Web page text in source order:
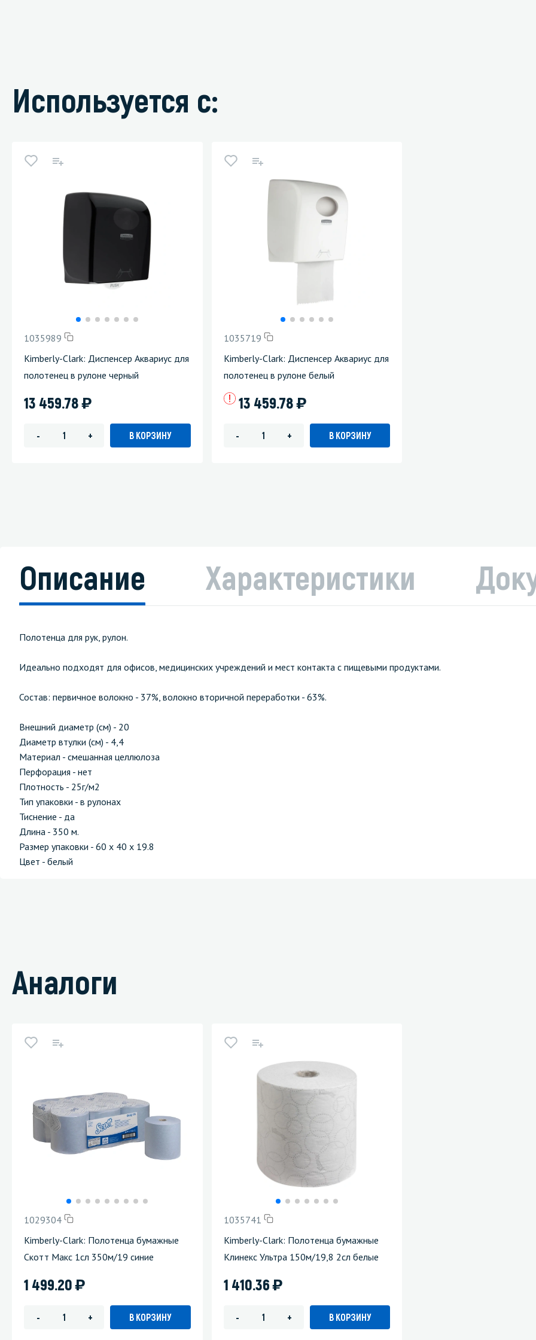
Используется с:
1035989
Kimberly-Clark: Диспенсер Аквариус для
полотенец в рулоне черный
13 459.78)
- + В КОРЗИНУ
1035719
Kimberly-Clark: Диспенсер Аквариус для
полотенец в рулоне белый
13 459.78)
- + В КОРЗИНУ
Описание Характеристики
Полотенца для рук, рулон.
Идеально подходят для офисов, медицинских учреждений и мест контакта с пищевыми продуктами.
Состав: первичное волокно - 37%, волокно вторичной переработки - 63%.
Внешний диаметр (см) - 20
Диаметр втулки (см) - 4,4
Материал - смешанная целлюлоза
Перфорация - нет
Плотность - 25г/м2
Тип упаковки - в рулонах
Тиснение - да
Длина - 350 м.
Размер упаковки - 60 х 40 х 19.8
Цвет - белый
Аналоги
1029304
Kimberly-Clark: Полотенца бумажные
Скотт Макс 1сл 350м/19 синие
1 499.20)
- + В КОРЗИНУ
1035741
Kimberly-Clark: Полотенца бумажные
Клинекс Ультра 150м/19,8 2сл белые
1 410.36)
- + В КОРЗИНУ